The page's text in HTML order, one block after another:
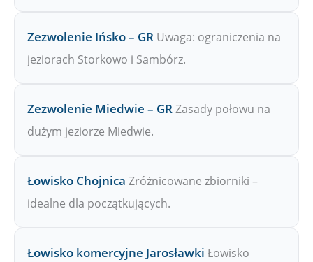
Zezwolenie Ińsko – GR Uwaga: ograniczenia na
jeziorach Storkowo i Sambórz.
Zezwolenie Miedwie – GRZasady połowu na
dużym jeziorze Miedwie.
Łowisko Chojnica Zróżnicowane zbiorniki –
idealne dla początkujących.
Łowisko komercyjne Jarosławki Łowisko